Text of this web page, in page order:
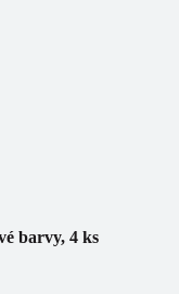
barvy, 4 ks